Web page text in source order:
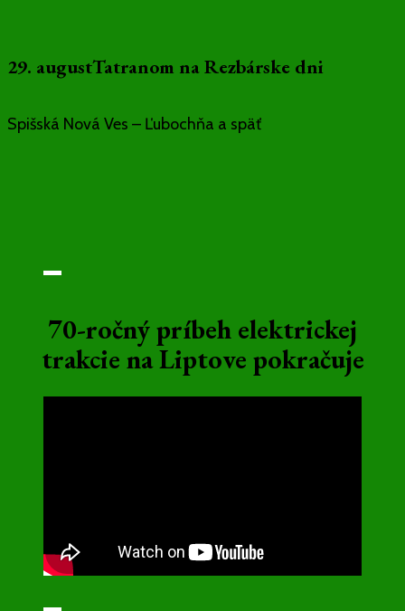
29. augustTatranom na Rezbárske dni
Spišská Nová Ves – Ľubochňa a späť
70-ročný príbeh elektrickej
trakcie na Liptove pokračuje